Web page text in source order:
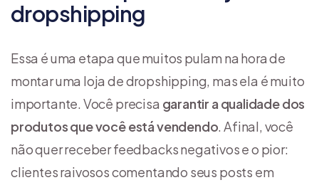
dropshipping
Essa é uma etapa que muitos pulam na hora de
montar uma loja de dropshipping, mas ela é muito
importante. Você precisa garantir a qualidade dos
produtos que você está vendendo. Afinal, você
não quer receber feedbacks negativos e o pior:
clientes raivosos comentando seus posts em